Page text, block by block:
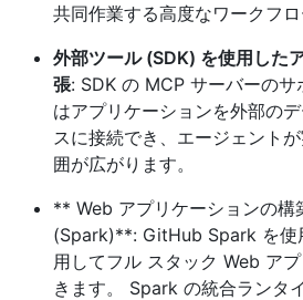
共同作業する高度なワークフロ
外部ツール (SDK) を使用した
張: SDK の MCP サーバーの
はアプリケーションを外部の
スに接続でき、エージェント
囲が広がります。
** Web アプリケーションの構
(Spark)**: GitHub Spark を使
用してフル スタック Web ア
きます。 Spark の統合ランタ